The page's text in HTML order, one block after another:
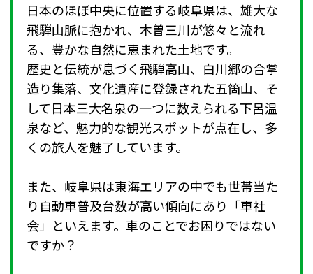
日本のほぼ中央に位置する岐阜県は、雄大な
飛騨山脈に抱かれ、木曽三川が悠々と流れ
る、豊かな自然に恵まれた土地です。
歴史と伝統が息づく飛騨高山、白川郷の合掌
造り集落、文化遺産に登録された五箇山、そ
して日本三大名泉の一つに数えられる下呂温
泉など、魅力的な観光スポットが点在し、多
くの旅人を魅了しています。
また、岐阜県は東海エリアの中でも世帯当た
り自動車普及台数が高い傾向にあり「車社
会」といえます。車のことでお困りではない
ですか？